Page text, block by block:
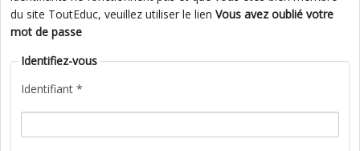
du site ToutEduc, veuillez utiliser le lien Vous avez oublié votre
mot de passe
Identifiez-vous
Identifiant *